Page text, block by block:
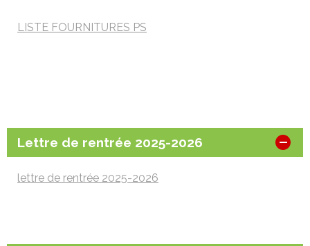
LISTE FOURNITURES PS
Lettre de rentrée 2025-2026
lettre de rentrée 2025-2026